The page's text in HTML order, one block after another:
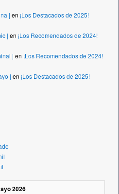
| en ¡Los Destacados de 2025!
| en ¡Los Recomendados de 2024!
| en ¡Los Recomendados de 2024!
| en ¡Los Destacados de 2025!
2026